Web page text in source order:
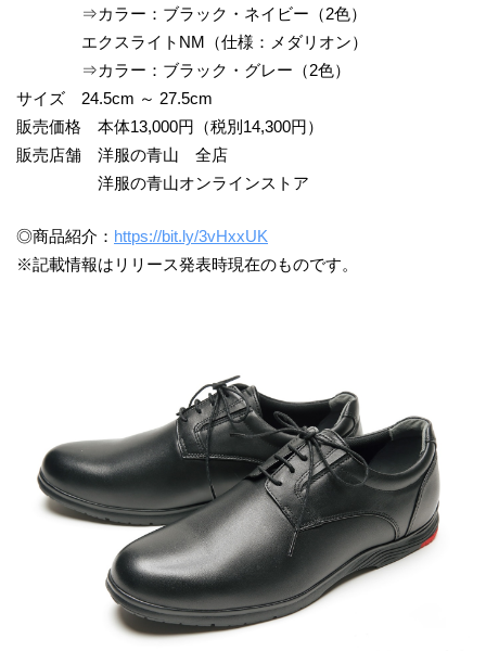
⇒カラー：ブラック・ネイビー（2色）
エクスライトNM（仕様：メダリオン）
⇒カラー：ブラック・グレー（2色）
サイズ 24.5cm ～ 27.5cm
販売価格 本体13,000円（税別14,300円）
販売店舗 洋服の青山 全店
洋服の青山オンラインストア
◎商品紹介： https://bit.ly/3vHxxUK
※記載情報はリリース発表時現在のものです。